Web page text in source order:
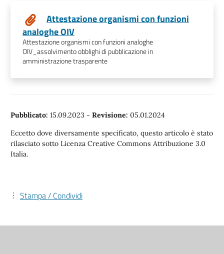
Attestazione organismi con funzioni
analoghe OIV
Attestazione organismi con funzioni analoghe
OIV_assolvimento obblighi di pubblicazione in
amministrazione trasparente
Pubblicato: 15.09.2023 - Revisione: 05.01.2024
Eccetto dove diversamente specificato, questo articolo è stato
rilasciato sotto Licenza Creative Commons Attribuzione 3.0
Italia.
Stampa / Condividi